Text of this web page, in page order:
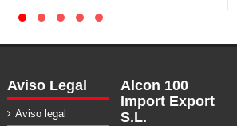
Aviso Legal
Aviso legal
Alcon 100
Import Export
S.L.